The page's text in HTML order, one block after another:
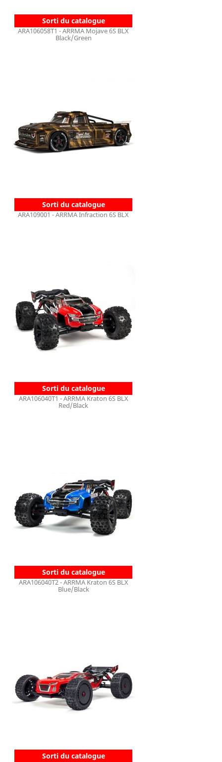
Sorti du catalogue
ARA106058T1 - ARRMA Mojave 6S BLX
Black/Green
Sorti du catalogue
ARA109001 - ARRMA Infraction 6S BLX
Sorti du catalogue
ARA106040T1 - ARRMA Kraton 6S BLX
Red/Black
Sorti du catalogue
ARA106040T2 - ARRMA Kraton 6S BLX
Blue/Black
Sorti du catalogue